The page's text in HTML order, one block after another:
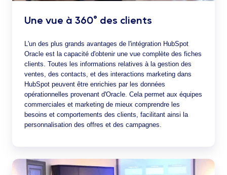
Une vue à 360° des clients
L'un des plus grands avantages de l'intégration HubSpot
Oracle est la capacité d'obtenir une vue complète des fiches
clients. Toutes les informations relatives à la gestion des
ventes, des contacts, et des interactions marketing dans
HubSpot peuvent être enrichies par les données
opérationnelles provenant d'Oracle. Cela permet aux équipes
commerciales et marketing de mieux comprendre les
besoins et comportements des clients, facilitant ainsi la
personnalisation des offres et des campagnes.